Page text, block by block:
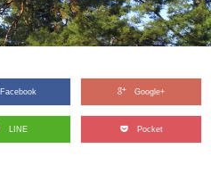
Facebook Google+
LINE Pocket